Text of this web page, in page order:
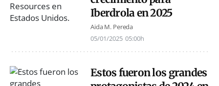
Iberdrola en 2025
Aida M. Pereda
05/01/2025 05:00h
Estos fueron los grandes